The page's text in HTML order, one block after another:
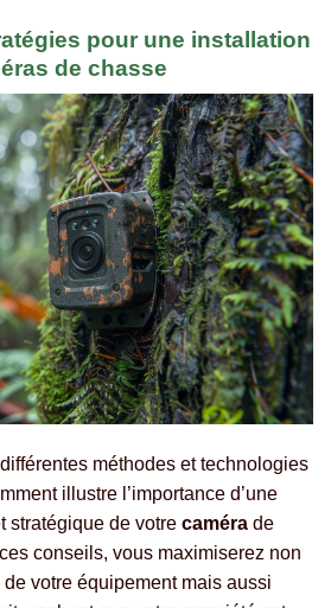
pour une installation
de chasse
méthodes et technologies
illustre l’importance d’une
stratégique de votre caméra de
conseils, vous maximiserez non
votre équipement mais aussi